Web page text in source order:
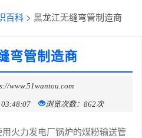
百科 > 黑龙江无缝弯管制造商
弯管制造商
www.51wantou.com
浏览次数：862次
火力发电厂锅炉的煤粉输送管